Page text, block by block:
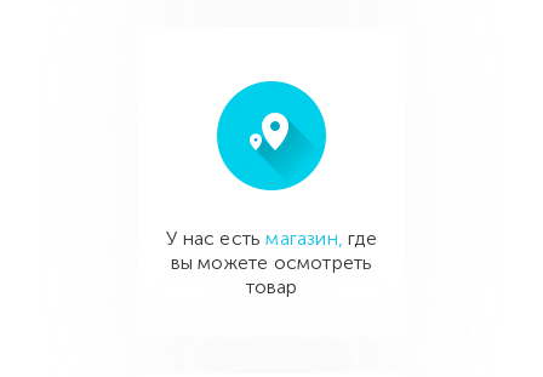
У нас естьмагазин, где
вы можете осмотреть
товар